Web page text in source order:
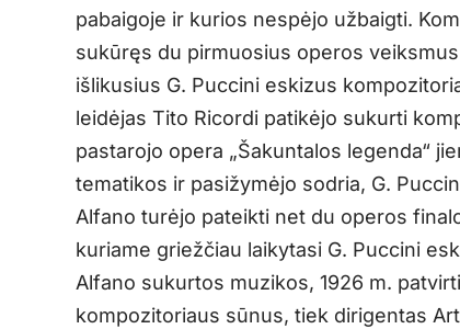
pabaigoje ir kurios nespėjo užbaigti.
sukūręs du pirmuosius operos
išlikusius G. Puccini eskizus
leidėjas Tito Ricordi patikėjo sukurti
pastarojo opera „Šakuntalos legenda“
tematikos ir pasižymėjo sodria, G.
Alfano turėjo pateikti net du operos
kuriame griežčiau laikytasi G. Puccini
Alfano sukurtos muzikos, 1926 m.
kompozitoriaus sūnus, tiek dirigentas